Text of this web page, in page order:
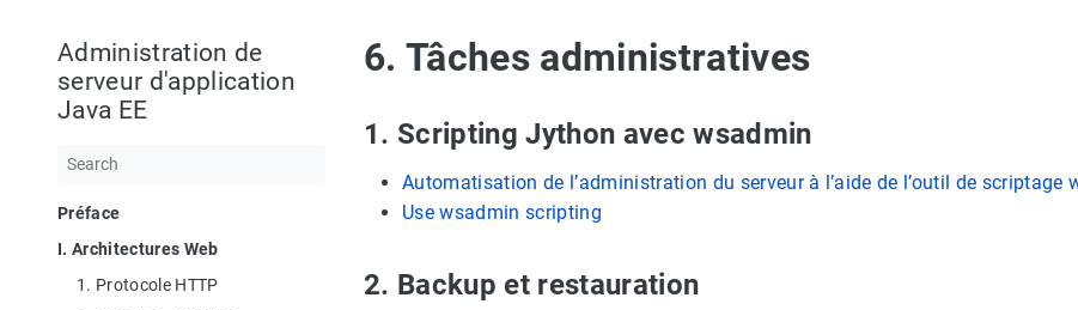
Administration de
serveur d'application
Java EE
Préface
I. Architectures Web
1. Protocole HTTP
6. Tâches administratives
1. Scripting Jython avec wsadmin
Automatisation de l’administration du serveur à l’aide de l’outil de scriptage
Use wsadmin scripting
2. Backup et restauration